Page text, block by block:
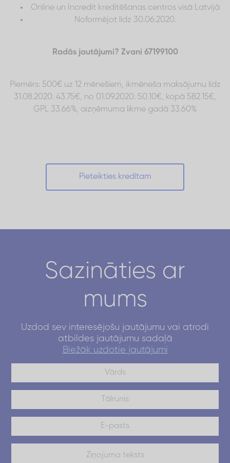
Online un Incredit kreditēšanas centros visā Latvijā
Noformējot līdz 30.06.2020.
Radās jautājumi? Zvani 67199100
Piemērs: 500€ uz 12 mēnešiem, ikmēneša maksājumu līdz
31.08.2020. 43.75€, no 01.09.2020. 50.10€, kopā 582.15€,
GPL 33.66%, aizņēmuma likme gadā 33.60%
Pieteikties kredītam
Sazināties ar
mums
Uzdod sev interesējošu jautājumu vai atrodi
atbildes jautājumu sadaļā
Biežāk uzdotie jautājumi